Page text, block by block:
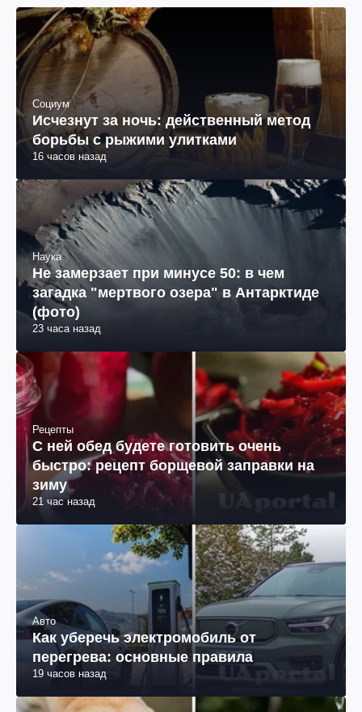
Социум
Исчезнут за ночь: действенный метод
борьбы с рыжими улитками
16 часов назад
Наука
Не замерзает при минусе 50: в чем
загадка "мертвого озера" в Антарктиде
(фото)
23 часа назад
Рецепты
С ней обед будете готовить очень
быстро: рецепт борщевой заправки на
зиму
21 час назад
Авто
Как уберечь электромобиль от
перегрева: основные правила
19 часов назад